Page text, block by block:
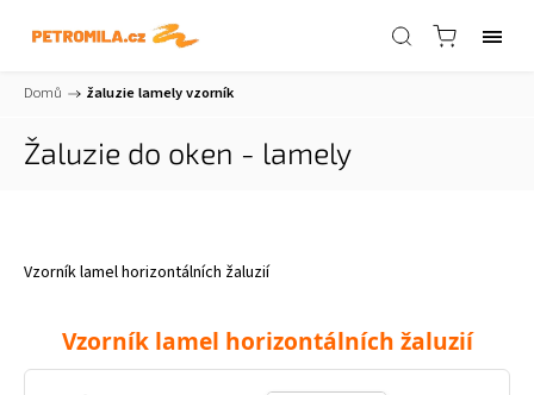
Domů / žaluzie lamely vzorník
Žaluzie do oken - lamely
Vzorník lamel horizontálních žaluzií
Vzorník lamel horizontálních žaluzií